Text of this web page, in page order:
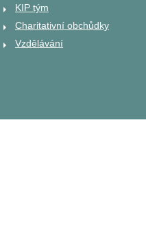
KIP tým
Charitativní obchůdky
Vzdělávání